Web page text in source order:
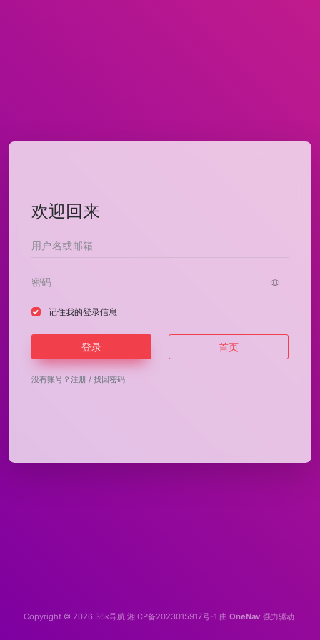
欢迎回来
记住我的登录信息
登录 首页
没有账号？ 注册 / 找回密码
Copyright © 2026 36k导航 湘ICP备2023015917号-1 由 OneNav 强力驱动